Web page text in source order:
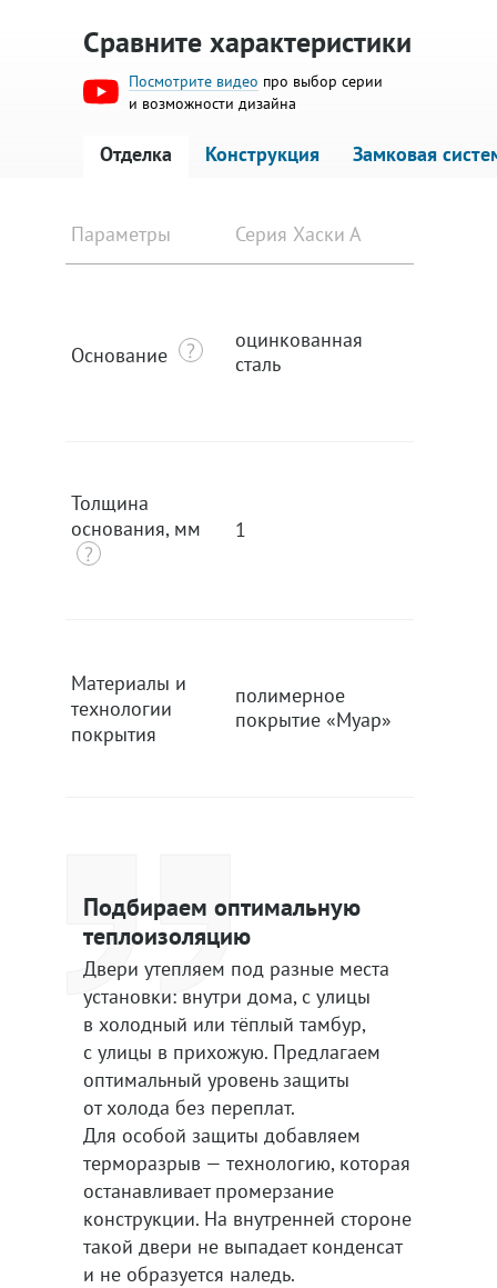
Сравните характеристики
Посмотрите видео про выбор серии
и возможности дизайна
Отделка Конструкция Замковая
Параметры
Основание
Толщина
основания, мм
Материалы и
технологии
покрытия
Серия Хаски А
оцинкованная
сталь
1
полимерное
покрытие «Муар»
Подбираем оптимальную
теплоизоляцию
Двери утепляем под разные места
установки: внутри дома, с улицы
в холодный или тёплый тамбур,
с улицы в прихожую. Предлагаем
оптимальный уровень защиты
от холода без переплат.
Для особой защиты добавляем
терморазрыв — технологию, которая
останавливает промерзание
конструкции. На внутренней стороне
такой двери не выпадает конденсат
и не образуется наледь.